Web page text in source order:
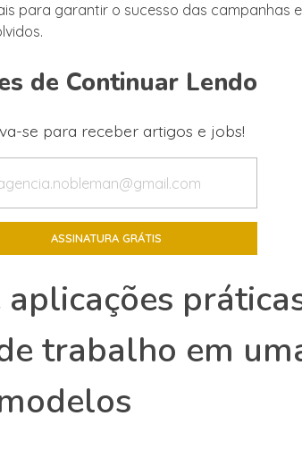
para garantir o sucesso das campanhas
de Continuar Lendo
se para receber artigos e jobs!
trabalho em